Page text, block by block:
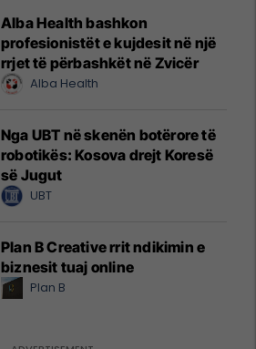
Alba Health bashkon
profesionistët e kujdesit në një
rrjet të përbashkët në Zvicër
Alba Health
Nga UBT në skenën botërore të
robotikës: Kosova drejt Koresë
së Jugut
UBT
Plan B Creative rrit ndikimin e
biznesit tuaj online
Plan B